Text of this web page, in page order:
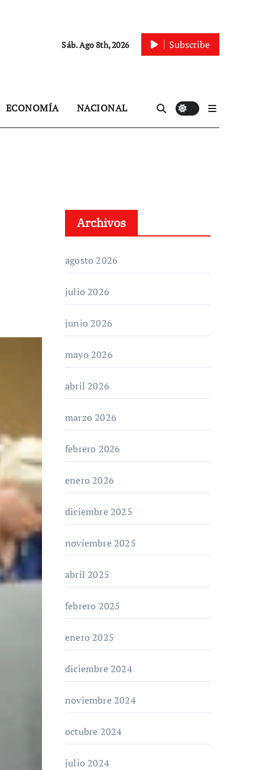
Sáb. Ago 8th, 2026 Subscribe
ECONOMÍA NACIONAL
Archivos
agosto 2026
julio 2026
junio 2026
mayo 2026
abril 2026
marzo 2026
febrero 2026
enero 2026
diciembre 2025
noviembre 2025
abril 2025
febrero 2025
enero 2025
diciembre 2024
noviembre 2024
octubre 2024
julio 2024